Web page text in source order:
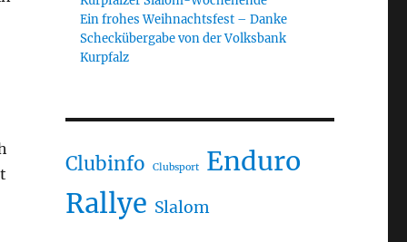
Ein frohes Weihnachtsfest – Danke
Scheckübergabe von der Volksbank
Kurpfalz
Clubinfo Clubsport Enduro
Rallye Slalom